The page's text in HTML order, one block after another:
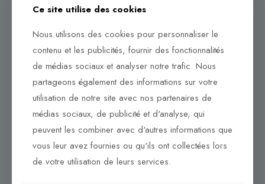
Ce site utilise des cookies
Nous utilisons des cookies pour personnaliser le
contenu et les publicités, fournir des fonctionnalités
de médias sociaux et analyser notre trafic. Nous
partageons également des informations sur votre
utilisation de notre site avec nos partenaires de
médias sociaux, de publicité et d'analyse, qui
peuvent les combiner avec d'autres informations que
vous leur avez fournies ou qu'ils ont collectées lors
de votre utilisation de leurs services.